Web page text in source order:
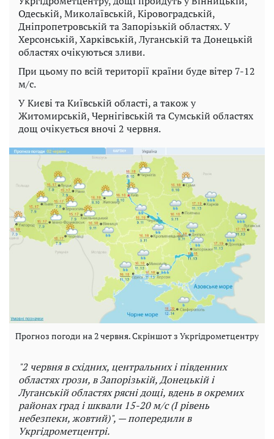
Одеській, Миколаївській, Кіровоградській,
Дніпропетровській та Запорізькій областях. У
Херсонській, Харківській, Луганській та Донецькій
областях очікуються зливи.
При цьому по всій території країни буде вітер 7-12
м/с.
У Києві та Київській області, а також у
Житомирській, Чернігівській та Сумській областях
дощ очікується вночі 2 червня.
Прогноз погоди на 2 червня. Скріншот з Укргідрометцентру
"2 червня в східних, центральних і південних
областях грози, в Запорізькій, Донецькій і
Луганській областях рясні дощі, вдень в окремих
районах град і шквали 15-20 м/с (I рівень
небезпеки, жовтий)", — попередили в
Укргідрометцентрі.